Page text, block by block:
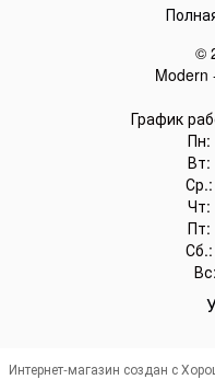
©
Modern
График
Пн:
Вт:
Чт:
Пт:
Интернет-магазин создан с